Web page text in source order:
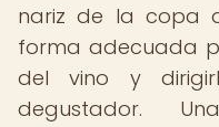
nariz de la copa
forma adecuada
del vino y
degustador.